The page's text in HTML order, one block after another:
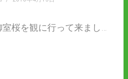
桜を観に行って来まし…